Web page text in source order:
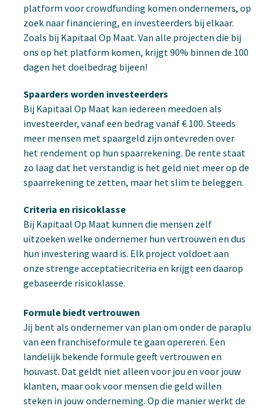
platform voor crowdfunding komen ondernemers, op
zoek naar financiering, en investeerders bij elkaar.
Zoals bij Kapitaal Op Maat. Van alle projecten die bij
ons op het platform komen, krijgt 90% binnen de 100
dagen het doelbedrag bijeen!
Spaarders worden investeerders
Bij Kapitaal Op Maat kan iedereen meedoen als
investeerder, vanaf een bedrag vanaf € 100. Steeds
meer mensen met spaargeld zijn ontevreden over
het rendement op hun spaarrekening. De rente staat
zo laag dat het verstandig is het geld niet meer op de
spaarrekening te zetten, maar het slim te beleggen.
Criteria en risicoklasse
Bij Kapitaal Op Maat kunnen die mensen zelf
uitzoeken welke ondernemer hun vertrouwen en dus
hun investering waard is. Elk project voldoet aan
onze strenge acceptatiecriteria en krijgt een daarop
gebaseerde risicoklasse.
Formule biedt vertrouwen
Jij bent als ondernemer van plan om onder de paraplu
van een franchiseformule te gaan opereren. Een
landelijk bekende formule geeft vertrouwen en
houvast. Dat geldt niet alleen voor jou en voor jouw
klanten, maar ook voor mensen die geld willen
steken in jouw onderneming. Op die manier werkt de